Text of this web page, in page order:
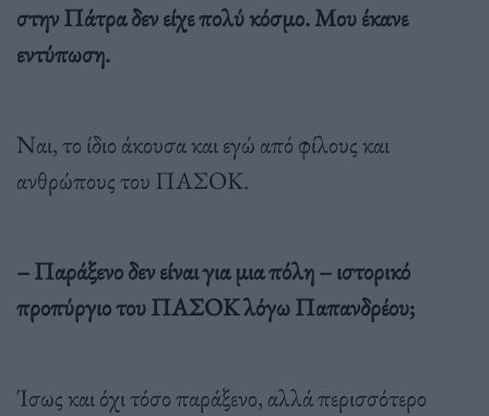
στην Πάτρα δεν είχε πολύ κόσμο. Μου έκανε
εντύπωση.
Ναι, το ίδιο άκουσα και εγώ από φίλους και
ανθρώπους του ΠΑΣΟΚ.
– Παράξενο δεν είναι για μια πόλη – ιστορικό
προπύργιο του ΠΑΣΟΚ λόγω Παπανδρέου;
Ίσως και όχι τόσο παράξενο, αλλά περισσότερο